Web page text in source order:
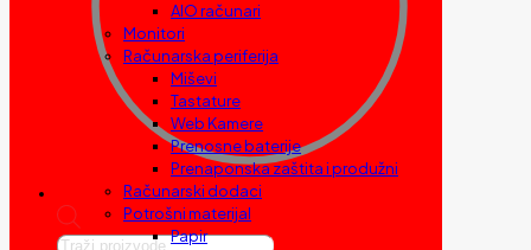
Products
AIO računari
Monitori
Računarska periferija
Miševi
Tastature
Web Kamere
Prenosne baterije
Prenaponska zaštita i produžni
Računarski dodaci
Potrošni materijal
Papir